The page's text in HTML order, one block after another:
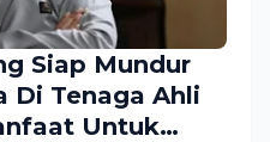
Siap Mundur
Di Tenaga Ahli
Untuk